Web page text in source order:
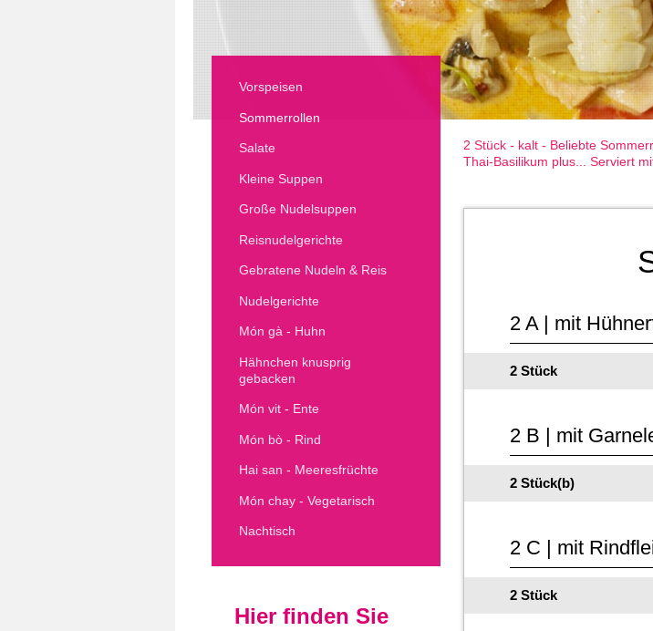
2 Stück - kalt - Beliebte
Thai-Basilikum plus... Serviert
2 A | mit
2 Stück
2 B | mit
2 Stück(b)
2 C | mit
2 Stück
Vorspeisen
Sommerrollen
Salate
Kleine Suppen
Große Nudelsuppen
Reisnudelgerichte
Gebratene Nudeln & Reis
Nudelgerichte
Món gà - Huhn
Hähnchen knusprig
gebacken
Món vit - Ente
Món bò - Rind
Hai san - Meeresfrüchte
Món chay - Vegetarisch
Nachtisch
Hier finden Sie